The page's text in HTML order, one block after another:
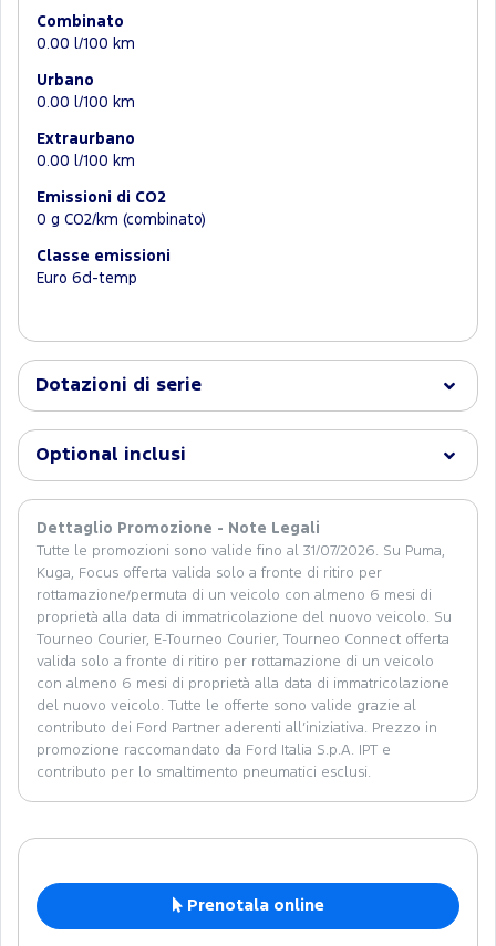
Combinato
0.00 l/100 km
Urbano
0.00 l/100 km
Extraurbano
0.00 l/100 km
Emissioni di CO2
0 g CO2/km (combinato)
Classe emissioni
Euro 6d-temp
Dotazioni di serie
Optional inclusi
Dettaglio Promozione - Note Legali
Tutte le promozioni sono valide fino al 31/07/2026. Su Puma,
Kuga, Focus offerta valida solo a fronte di ritiro per
rottamazione/permuta di un veicolo con almeno 6 mesi di
proprietà alla data di immatricolazione del nuovo veicolo. Su
Tourneo Courier, E-Tourneo Courier, Tourneo Connect offerta
valida solo a fronte di ritiro per rottamazione di un veicolo
con almeno 6 mesi di proprietà alla data di immatricolazione
del nuovo veicolo. Tutte le offerte sono valide grazie al
contributo dei Ford Partner aderenti all’iniziativa. Prezzo in
promozione raccomandato da Ford Italia S.p.A. IPT e
contributo per lo smaltimento pneumatici esclusi.
Prenotala online